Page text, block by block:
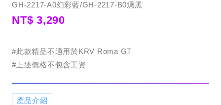
GH-2217-A0幻彩藍/GH-2217-B0燻黑
NT$ 3,290
#此款精品不適用於KRV Roma GT
#上述價格不包含工資
產品介紹